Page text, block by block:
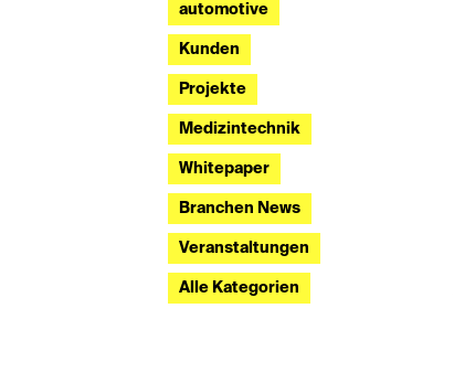
automotive
Kunden
Projekte
Medizintechnik
Whitepaper
Branchen News
Veranstaltungen
Alle Kategorien